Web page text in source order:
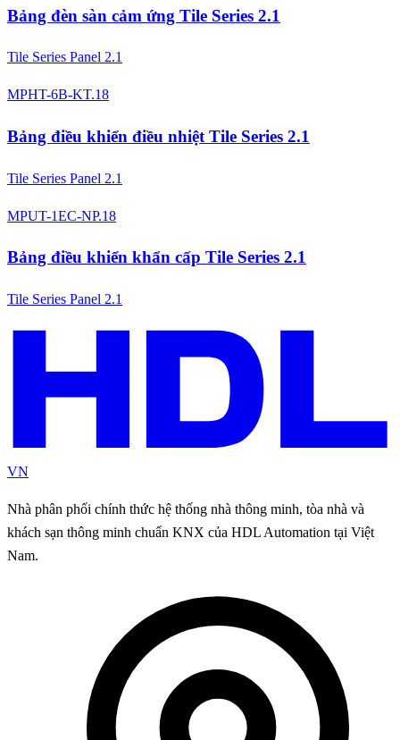
Bảng đèn sàn cảm ứng Tile Series 2.1
Tile Series Panel 2.1
MPHT-6B-KT.18
Bảng điều khiển điều nhiệt Tile Series 2.1
Tile Series Panel 2.1
MPUT-1EC-NP.18
Bảng điều khiển khẩn cấp Tile Series 2.1
Tile Series Panel 2.1
VN
Nhà phân phối chính thức hệ thống nhà thông minh, tòa nhà và
khách sạn thông minh chuẩn KNX của HDL Automation tại Việt
Nam.